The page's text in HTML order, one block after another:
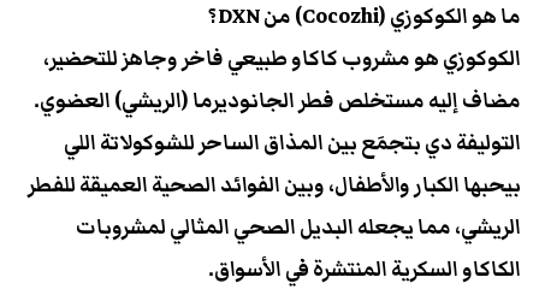
ما هو الكوكوزي (Cocozhi) من DXN؟
​الكوكوزي هو مشروب كاكاو طبيعي فاخر وجاهز للتحضير،
مضاف إليه مستخلص فطر الجانوديرما (الريشي) العضوي.
التوليفة دي بتجمَع بين المذاق الساحر للشوكولاتة اللي
بيحبها الكبار والأطفال، وبين الفوائد الصحية العميقة للفطر
الريشي، مما يجعله البديل الصحي المثالي لمشروبات
الكاكاو السكرية المنتشرة في الأسواق.